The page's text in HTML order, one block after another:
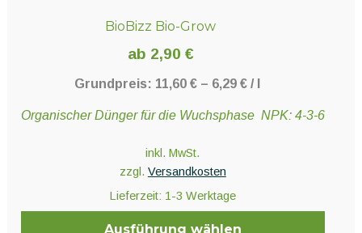
BioBizz Bio-Grow
ab 2,90 €
Grundpreis: 11,60 €– 6,29 €/
Organischer Dünger für die Wuchsphase NPK: 4-3-6
inkl. MwSt.
zzgl. Versandkosten
Lieferzeit: 1-3 Werktage
Ausführung wählen